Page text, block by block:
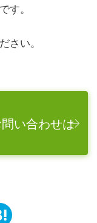
す。
さい。
い合わせは